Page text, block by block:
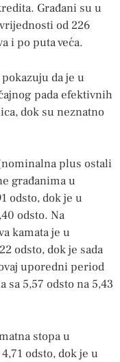
Građani su u
od 226
i po puta veća.
da je u
pada efektivnih
dok su neznatno
plus ostali
građanima u
odsto, dok je u
odsto. Na
kamata je u
odsto, dok je sada
uporedni period
sa 5,57 odsto na 5,43
stopa u
odsto, dok je u